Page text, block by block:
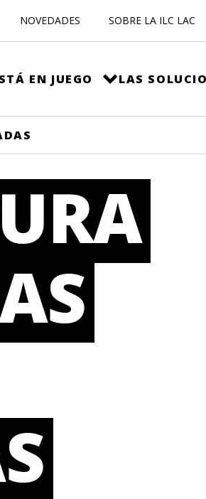
NOVEDADES SOBRE LA ILC LAC
EN JUEGO LAS